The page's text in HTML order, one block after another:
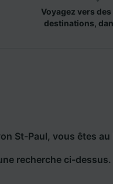
Voyagez vers
destinations,
St-Paul, vous êtes
recherche ci-